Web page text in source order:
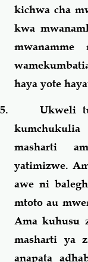
kichwa cha
kwa
haya yote
5. Ukweli tu
masharti
yatimizwe.
awe ni
mtoto au
Ama kuhusu
masharti ya
anapata